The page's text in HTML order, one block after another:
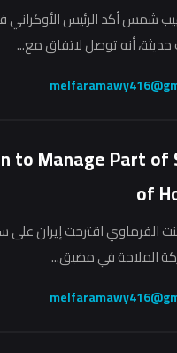
شمس أكد الرئيس الأوكراني
أنه توصل لاتفاق مع...
to Manage Part
of
الفرماوي اقترحت إيران على
الملاحة في مضيق...